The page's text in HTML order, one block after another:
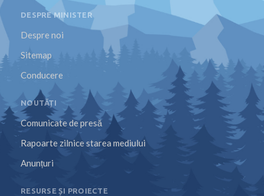
DESPRE MINISTER
Despre noi
Sitemap
Conducere
NOUTĂȚI
Comunicate de presă
Rapoarte zilnice starea mediului
Anunțuri
RESURSE ȘI PROIECTE